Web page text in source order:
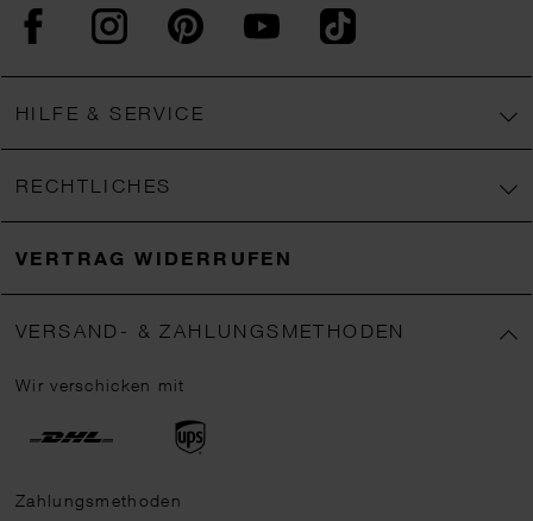
FacebookInstagram PinterestYouTubeTikTok
HILFE & SERVICE
RECHTLICHES
VERTRAG WIDERRUFEN
VERSAND- & ZAHLUNGSMETHODEN
Wir verschicken mit
Zahlungsmethoden